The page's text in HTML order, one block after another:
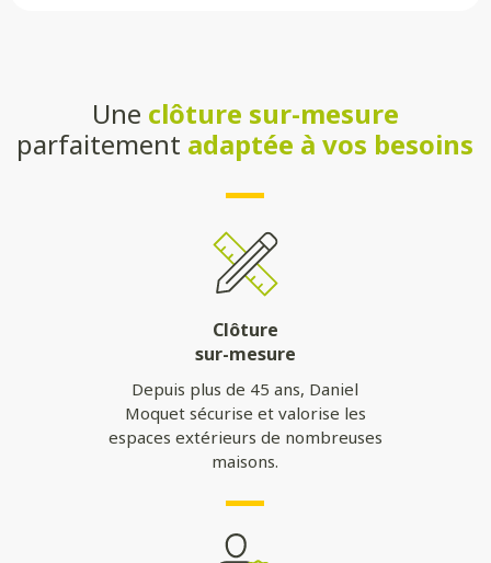
Une clôture sur-mesure
parfaitement adaptée à vos besoins
Clôture
sur-mesure
Depuis plus de 45 ans, Daniel
Moquet sécurise et valorise les
espaces extérieurs de nombreuses
maisons.